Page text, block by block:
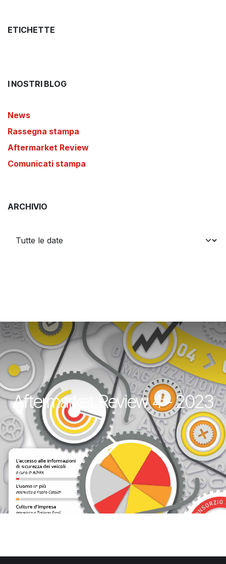
ETICHETTE
I NOSTRI BLOG
News
Rassegna stampa
Aftermarket Review
Comunicati stampa
ARCHIVIO
Aftermarket Review 4 - 2023